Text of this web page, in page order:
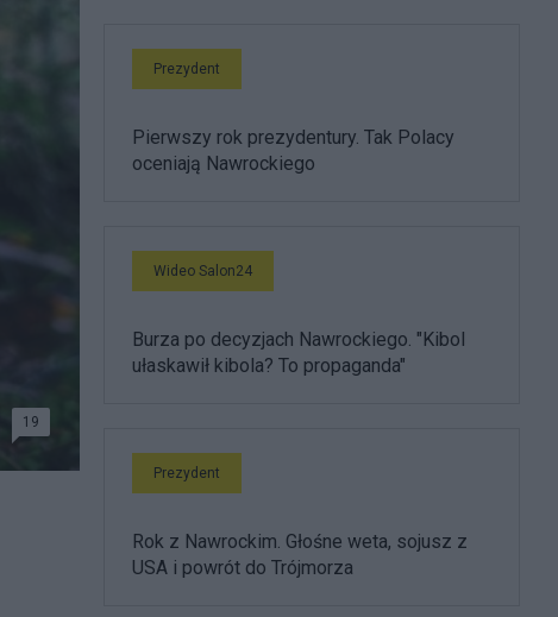
19
Prezydent
Pierwszy rok prezydentury. Tak Polacy
oceniają Nawrockiego
Wideo Salon24
Burza po decyzjach Nawrockiego. "Kibol
ułaskawił kibola? To propaganda"
Prezydent
Rok z Nawrockim. Głośne weta, sojusz z
USA i powrót do Trójmorza